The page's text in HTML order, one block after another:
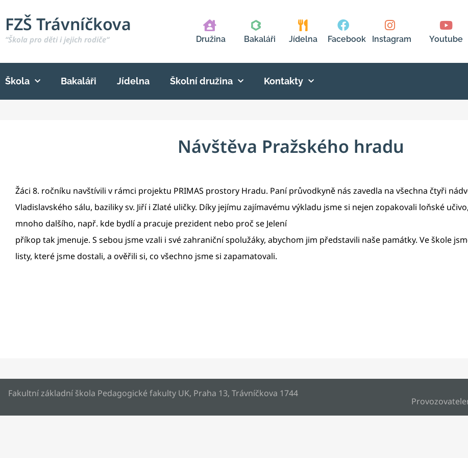
FZŠ Trávníčkova
“Škola pro děti i jejich rodiče“ Družina Bakaláři Jídelna Facebook Instagram Youtube
Škola Bakaláři Jídelna Školní družina Kontakty
Návštěva Pražského hradu
Žáci 8. ročníku navštívili v rámci projektu PRIMAS prostory Hradu. Paní průvodkyně nás zavedla na všechna čtyři
Vladislavského sálu, baziliky sv. Jiří i Zlaté uličky. Díky jejímu zajímavému výkladu jsme si nejen zopakovali loňské
mnoho dalšího, např. kde bydlí a pracuje prezident nebo proč se Jelení
příkop tak jmenuje. S sebou jsme vzali i své zahraniční spolužáky, abychom jim představili naše památky. Ve škole
listy, které jsme dostali, a ověřili si, co všechno jsme si zapamatovali.
Fakultní základní škola Pedagogické fakulty UK, Praha 13, Trávníčkova 1744